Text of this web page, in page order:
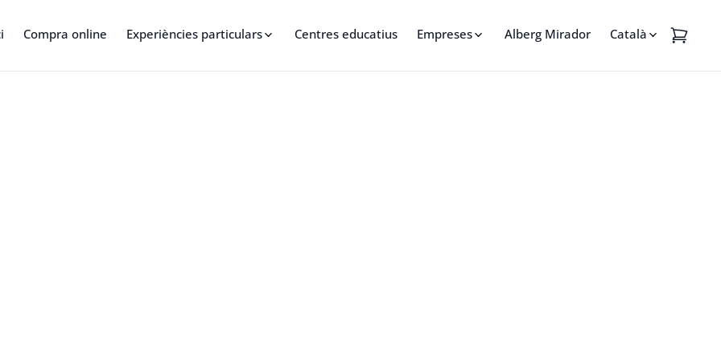
Compra online Experiències particulars Centres educatius Empreses Alberg Mirador Català